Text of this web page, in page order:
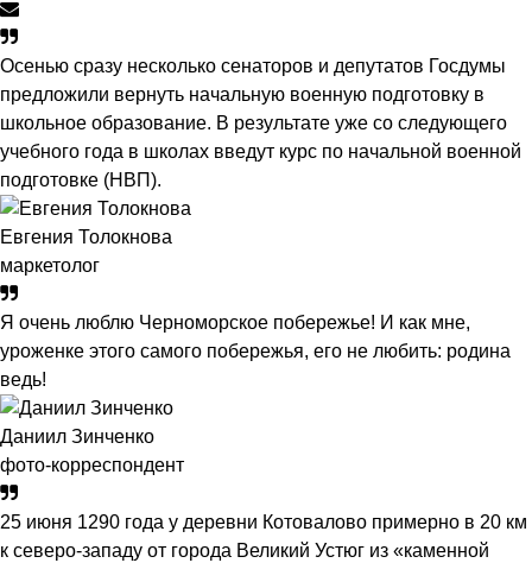
Осенью сразу несколько сенаторов и депутатов Госдумы
предложили вернуть начальную военную подготовку в
школьное образование. В результате уже со следующего
учебного года в школах введут курс по начальной военной
подготовке (НВП).
Евгения Толокнова
маркетолог
Я очень люблю Черноморское побережье! И как мне,
уроженке этого самого побережья, его не любить: родина
ведь!
Даниил Зинченко
фото-корреспондент
25 июня 1290 года у деревни Котовалово примерно в 20 км
к северо-западу от города Великий Устюг из «каменной